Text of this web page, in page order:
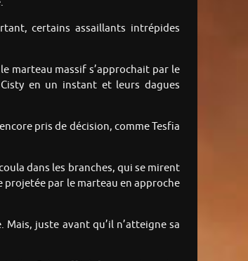
certains assaillants intrépides
marteau massif s’approchait par le
en un instant et leurs dagues
pris de décision, comme Tesfia
dans les branches, qui se mirent
par le marteau en approche
juste avant qu’il n’atteigne sa